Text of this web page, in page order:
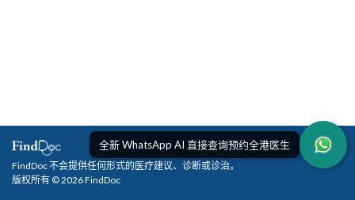
全新 WhatsApp AI 直接查询预约全港医生
FindDoc 不会提供任何形式的医疗建议、诊断或诊治。
版权所有 © 2026 FindDoc